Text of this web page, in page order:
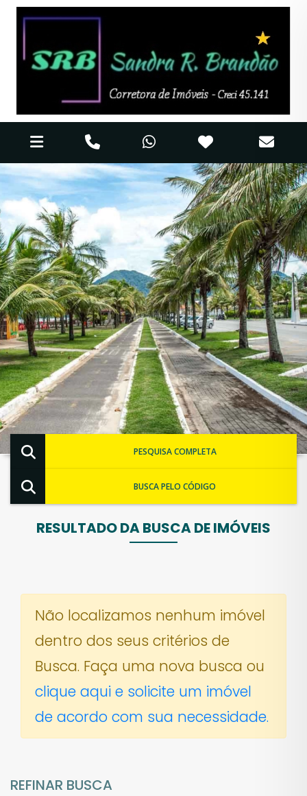
PESQUISA COMPLETA
BUSCA PELO CÓDIGO
RESULTADO DA BUSCA DE IMÓVEIS
Não localizamos nenhum imóvel
dentro dos seus critérios de
Busca. Faça uma nova busca ou
clique aqui e solicite um imóvel
de acordo com sua necessidade.
REFINAR BUSCA